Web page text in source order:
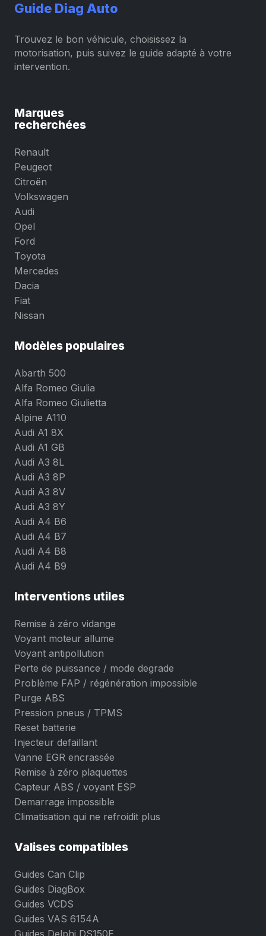
Guide Diag Auto
Trouvez le bon véhicule, choisissez la
motorisation, puis suivez le guide adapté à votre
intervention.
Marques
recherchées
Renault
Peugeot
Citroën
Volkswagen
Audi
Opel
Ford
Toyota
Mercedes
Dacia
Fiat
Nissan
Modèles populaires
Abarth 500
Alfa Romeo Giulia
Alfa Romeo Giulietta
Alpine A110
Audi A1 8X
Audi A1 GB
Audi A3 8L
Audi A3 8P
Audi A3 8V
Audi A3 8Y
Audi A4 B6
Audi A4 B7
Audi A4 B8
Audi A4 B9
Interventions utiles
Remise à zéro vidange
Voyant moteur allume
Voyant antipollution
Perte de puissance / mode degrade
Problème FAP / régénération impossible
Purge ABS
Pression pneus / TPMS
Reset batterie
Injecteur defaillant
Vanne EGR encrassée
Remise à zéro plaquettes
Capteur ABS / voyant ESP
Demarrage impossible
Climatisation qui ne refroidit plus
Valises compatibles
Guides Can Clip
Guides DiagBox
Guides VCDS
Guides VAS 6154A